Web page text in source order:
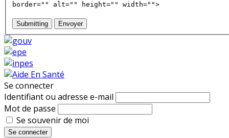
border="" alt="" height="" width="">
Submitting Envoyer
Se connecter
Identifiant ou adresse e-mail
Mot de passe
Se souvenir de moi
Se connecter